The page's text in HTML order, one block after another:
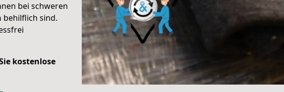
bei schweren
behilflich sind.
kostenlose